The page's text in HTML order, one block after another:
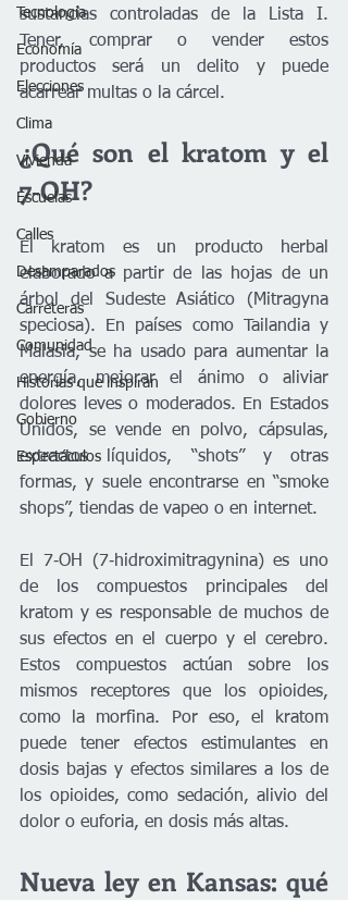
Tecnología
Economía
Elecciones
Clima
Vivienda
Escuelas
Calles
Desamparados
Carreteras
Comunidad
Historias que inspiran
Gobierno
Espectáculos
sustancias controladas de la Lista I.
Tener, comprar o vender estos
productos será un delito y puede
acarrear multas o la cárcel.
¿Qué son el kratom y el
7‑OH?
El kratom es un producto herbal
elaborado a partir de las hojas de un
árbol del Sudeste Asiático (Mitragyna
speciosa). En países como Tailandia y
Malasia, se ha usado para aumentar la
energía, mejorar el ánimo o aliviar
dolores leves o moderados. En Estados
Unidos, se vende en polvo, cápsulas,
extractos líquidos, “shots” y otras
formas, y suele encontrarse en “smoke
shops”, tiendas de vapeo o en internet.
El 7‑OH (7‑hidroximitragynina) es uno
de los compuestos principales del
kratom y es responsable de muchos de
sus efectos en el cuerpo y el cerebro.
Estos compuestos actúan sobre los
mismos receptores que los opioides,
como la morfina. Por eso, el kratom
puede tener efectos estimulantes en
dosis bajas y efectos similares a los de
los opioides, como sedación, alivio del
dolor o euforia, en dosis más altas.
Nueva ley en Kansas: qué